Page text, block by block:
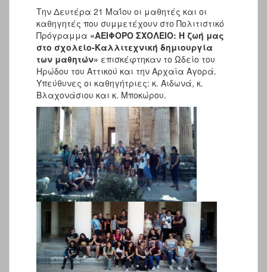
Την Δευτέρα 21 Μαΐου οι μαθητές και οι
καθηγητές που συμμετέχουν στο Πολιτιστικό
Πρόγραμμα «ΑΕΙΦΟΡΟ ΣΧΟΛΕΙΟ: Η ζωή μας
στο σχολείο-Καλλιτεχνική δημιουργία
των μαθητών» επισκέφτηκαν το Ωδείο του
Ηρώδου του Αττικού και την Αρχαία Αγορά.
Υπεύθυνες οι καθηγήτριες: κ. Αιδωνά, κ.
Βλαχονάσιου και κ. Μποκώρου.